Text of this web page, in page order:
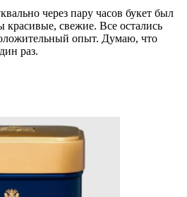
через пару часов букет был
красивые, свежие. Все остались
опыт. Думаю, что
раз.